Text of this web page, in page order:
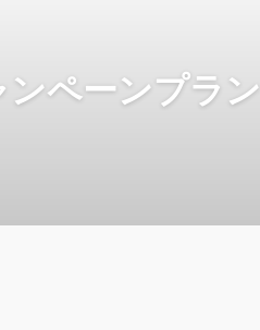
ンペーンプラン